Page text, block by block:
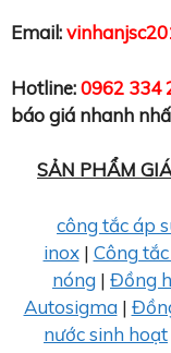
Email:
Hotline:0962 334
báo giá nhanh
SẢN PHẨM
công tắc áp
inox| Công
nóng | Đồng
Autosigma |
nước sinh hoạt